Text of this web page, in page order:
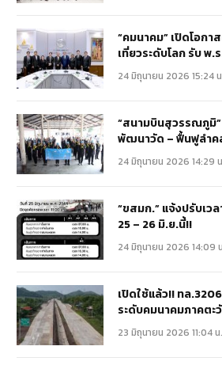
“คมนาคม” เปิดโอก
เที่ยวระดับโลก รับ พ.
24 มิถุนายน 2026 15:24
“สนามบินสุวรรณภูมิ
พัฒนาวัด – ฟื้นฟูลำค
24 มิถุนายน 2026 14:29
“ขสมก.” แจ้งปรับเว
25 – 26 มิ.ย.นี้!!
24 มิถุนายน 2026 14:09
เปิดใช้แล้ว!! ทล
ระดับคมนาคมภาคตะ
23 มิถุนายน 2026 11:04 น.